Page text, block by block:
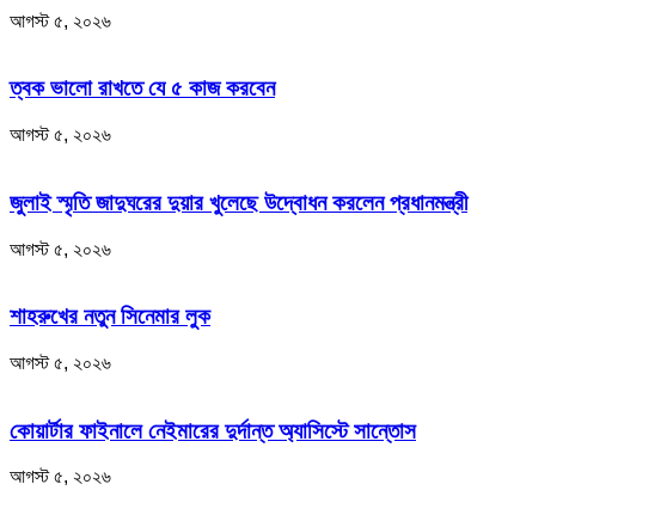
আগস্ট ৫, ২০২৬
ত্বক ভালো রাখতে যে ৫ কাজ করবেন
আগস্ট ৫, ২০২৬
জুলাই স্মৃতি জাদুঘরের দুয়ার খুলেছে উদ্বোধন করলেন প্রধানমন্ত্রী
আগস্ট ৫, ২০২৬
শাহরুখের নতুন সিনেমার লুক
আগস্ট ৫, ২০২৬
কোয়ার্টার ফাইনালে নেইমারের দুর্দান্ত অ্যাসিস্টে সান্তোস
আগস্ট ৫, ২০২৬